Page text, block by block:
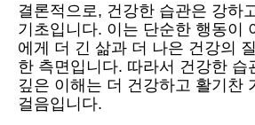
결론적으로, 건강한 습관은 강하
기초입니다. 이는 단순한 행동이
에게 더 긴 삶과 더 나은 건강의
한 측면입니다. 따라서 건강한 습
깊은 이해는 더 건강하고 활기찬
걸음입니다.